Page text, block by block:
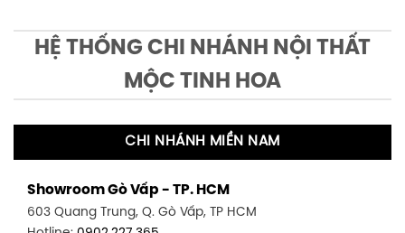
HỆ THỐNG CHI NHÁNH NỘI THẤT
MỘC TINH HOA
CHI NHÁNH MIỀN NAM
Showroom Gò Vấp - TP. HCM
603 Quang Trung, Q. Gò Vấp, TP HCM